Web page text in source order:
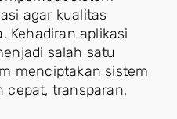
agar kualitas
Kehadiran aplikasi
salah satu
menciptakan sistem
cepat, transparan,